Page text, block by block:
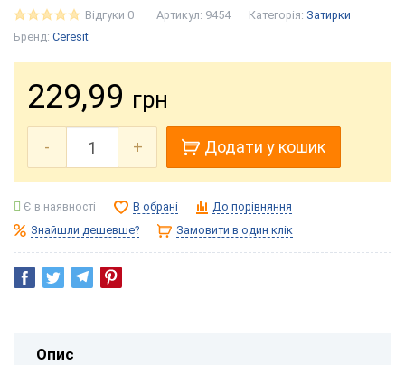
Відгуки 0 Артикул: 9454 Категорія: Затирки
Бренд: Ceresit
229,99 грн
- + Додати у кошик
Є в наявності В обрані
До порівняння
Знайшли дешевше?
Замовити в один клік
Опис